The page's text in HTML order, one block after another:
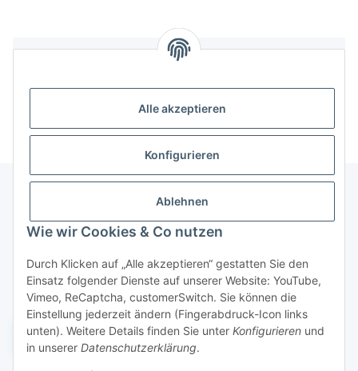
Alle akzeptieren
Konfigurieren
Ablehnen
Wie wir Cookies & Co nutzen
Durch Klicken auf „Alle akzeptieren“ gestatten Sie den
Einsatz folgender Dienste auf unserer Website: YouTube,
Vimeo, ReCaptcha, customerSwitch. Sie können die
Einstellung jederzeit ändern (Fingerabdruck-Icon links
unten). Weitere Details finden Sie unter Konfigurieren und
in unserer Datenschutzerklärung.
Informationen
Gesetzliche Informationen
Widerruf einreichen